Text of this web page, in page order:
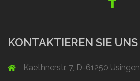
KONTAKTIEREN SIE UNS
Kaethnerstr. 7, D-61250 Usingen